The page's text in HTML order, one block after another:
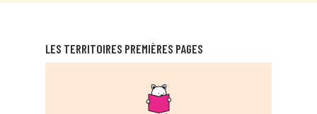
LES TERRITOIRES PREMIÈRES PAGES